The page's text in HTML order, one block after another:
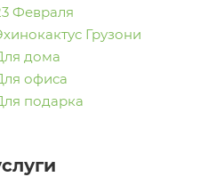
Февраля
Грузони
дома
офиса
подарка